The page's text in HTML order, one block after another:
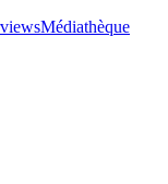
Médiathèque